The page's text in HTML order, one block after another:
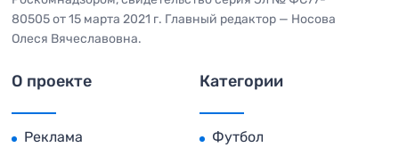
80505 от 15 марта 2021 г. Главный редактор — Носова
Олеся Вячеславовна.
О проекте
Реклама
Категории
Футбол